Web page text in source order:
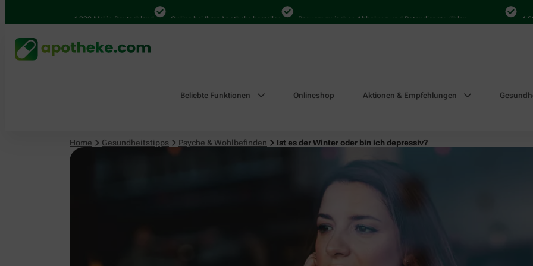
4.000 Mal in Deutschland Online bei Ihrer Apotheke bestellen Bequem zwischen Abholung und Botendienst wählen 4.000
Beliebte Funktionen Onlineshop Aktionen & Empfehlungen
Home Gesundheitstipps Psyche & Wohlbefinden Ist es der Winter oder bin ich depressiv?
Psyche & Wohlbefinden